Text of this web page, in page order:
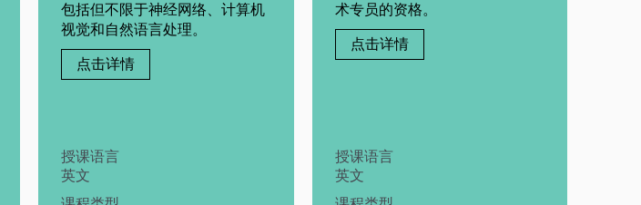
包括但不限于神经网络、计算机
视觉和自然语言处理。
点击详情
授课语言
英文
术专员的资格。
点击详情
授课语言
英文